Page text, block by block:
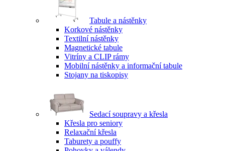
Tabule a nástěnky
Korkové nástěnky
Textilní nástěnky
Magnetické tabule
Vitríny a CLIP rámy
Mobilní nástěnky a informační tabule
Stojany na tiskopisy
Sedací soupravy a křesla
Křesla pro seniory
Relaxační křesla
Taburety a pouffy